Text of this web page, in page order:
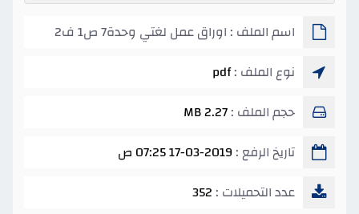
اسم الملف : اوراق عمل لغتي وحدة7 ص1 ف2
نوع الملف :pdf
حجم الملف :2.27 MB
تاريخ الرفع :17-03-2019 07:25 ص
عدد التحميلات : 352